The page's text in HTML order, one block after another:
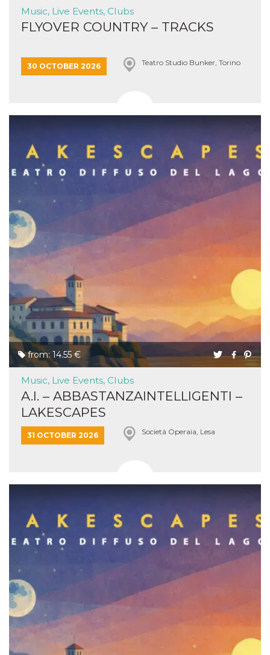
Music, Live Events, Clubs
FLYOVER COUNTRY – TRACKS
30 OCTOBER 2026 Teatro Studio Bunker, Torino
from: 14.55 €
Music, Live Events, Clubs
A.I. – ABBASTANZAINTELLIGENTI –
LAKESCAPES
31 OCTOBER 2026 Società Operaia, Lesa